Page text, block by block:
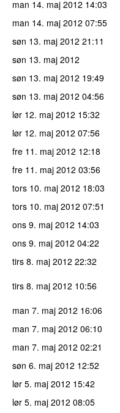
man 14. maj 2012 14:03
man 14. maj 2012 07:55
søn 13. maj 2012 21:11
søn 13. maj 2012
søn 13. maj 2012 19:49
søn 13. maj 2012 04:56
lør 12. maj 2012 15:32
lør 12. maj 2012 07:56
fre 11. maj 2012 12:18
fre 11. maj 2012 03:56
tors 10. maj 2012 18:03
tors 10. maj 2012 07:51
ons 9. maj 2012 14:03
ons 9. maj 2012 04:22
tirs 8. maj 2012 22:32
tirs 8. maj 2012 10:56
man 7. maj 2012 16:06
man 7. maj 2012 06:10
man 7. maj 2012 02:21
søn 6. maj 2012 12:52
lør 5. maj 2012 15:42
lør 5. maj 2012 08:05